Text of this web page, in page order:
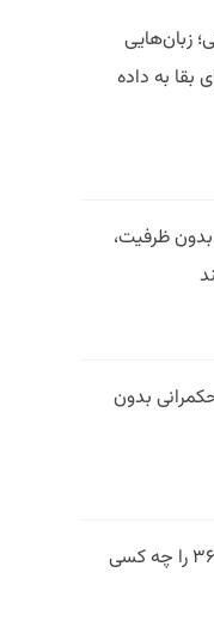
زبان‌هایی
به داده
ظرفیت،
بدون
فیلتر در وقت اضافه؛ فوتبال ۳۶۰ را چه کسی